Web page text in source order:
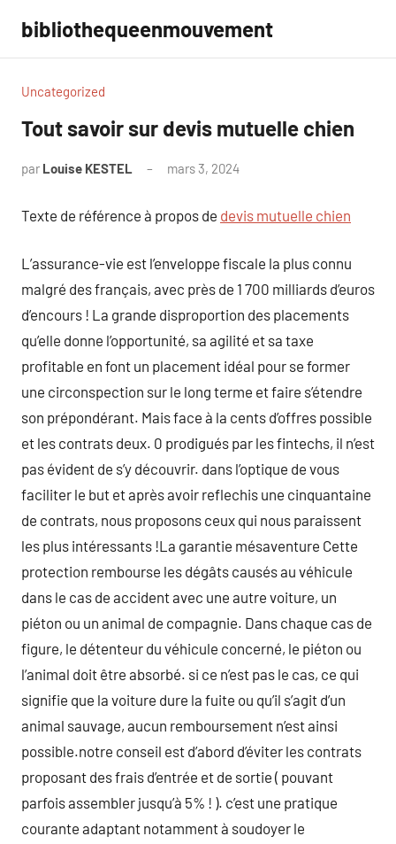
contenu
bibliothequeenmouvement
Uncategorized
Tout savoir sur devis mutuelle chien
par Louise KESTEL mars 3, 2024
Texte de référence à propos de devis mutuelle chien
L’assurance-vie est l’enveloppe fiscale la plus connu
malgré des français, avec près de 1 700 milliards d’euros
d’encours ! La grande disproportion des placements
qu’elle donne l’opportunité, sa agilité et sa taxe
profitable en font un placement idéal pour se former
une circonspection sur le long terme et faire s’étendre
son prépondérant. Mais face à la cents d’offres possible
et les contrats deux. 0 prodigués par les fintechs, il n’est
pas évident de s’y découvrir. dans l’optique de vous
faciliter le but et après avoir reflechis une cinquantaine
de contrats, nous proposons ceux qui nous paraissent
les plus intéressants !La garantie mésaventure Cette
protection rembourse les dégâts causés au véhicule
dans le cas de accident avec une autre voiture, un
piéton ou un animal de compagnie. Dans chaque cas de
figure, le détenteur du véhicule concerné, le piéton ou
l’animal doit être absorbé. si ce n’est pas le cas, ce qui
signifie que la voiture dure la fuite ou qu’il s’agit d’un
animal sauvage, aucun remboursement n’est ainsi
possible.notre conseil est d’abord d’éviter les contrats
proposant des frais d’entrée et de sortie ( pouvant
parfois assembler jusqu’à 5% ! ). c’est une pratique
courante adaptant notamment à soudoyer le